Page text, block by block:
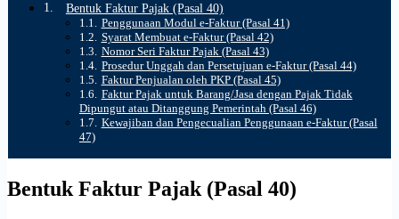
Bentuk Faktur Pajak (Pasal 40)
Penggunaan Modul e-Faktur (Pasal 41)
Syarat Membuat e-Faktur (Pasal 42)
Nomor Seri Faktur Pajak (Pasal 43)
Prosedur Unggah dan Persetujuan e-Faktur (Pasal 44)
Faktur Penjualan oleh PKP (Pasal 45)
Faktur Pajak untuk Barang/Jasa dengan Pajak Tidak
Dipungut atau Ditanggung Pemerintah (Pasal 46)
Kewajiban dan Pengecualian Penggunaan e-Faktur (Pasal
47)
Bentuk Faktur Pajak (Pasal 40)